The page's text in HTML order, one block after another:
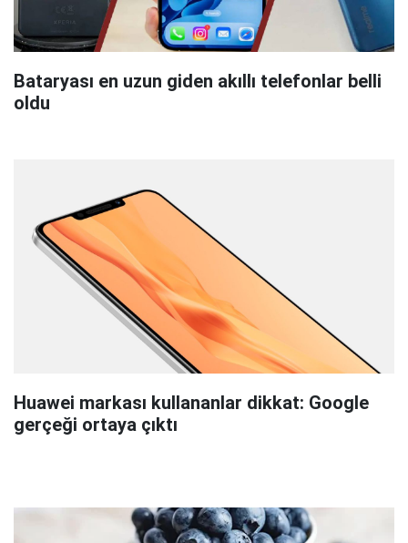
Bataryası en uzun giden akıllı telefonlar belli
oldu
Huawei markası kullananlar dikkat: Google
gerçeği ortaya çıktı